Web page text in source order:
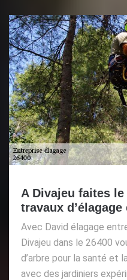
A Divajeu faites
travaux
Avec David élagage
Divajeu dans le 26400
d’arbre pour la santé et
avec des jardiniers